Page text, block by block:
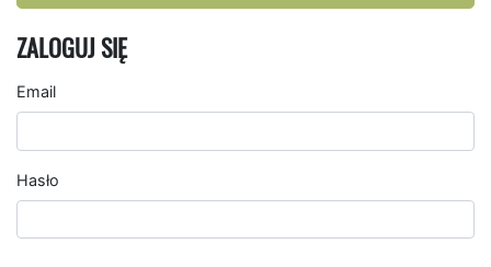
ZALOGUJ SIĘ
Email
Hasło